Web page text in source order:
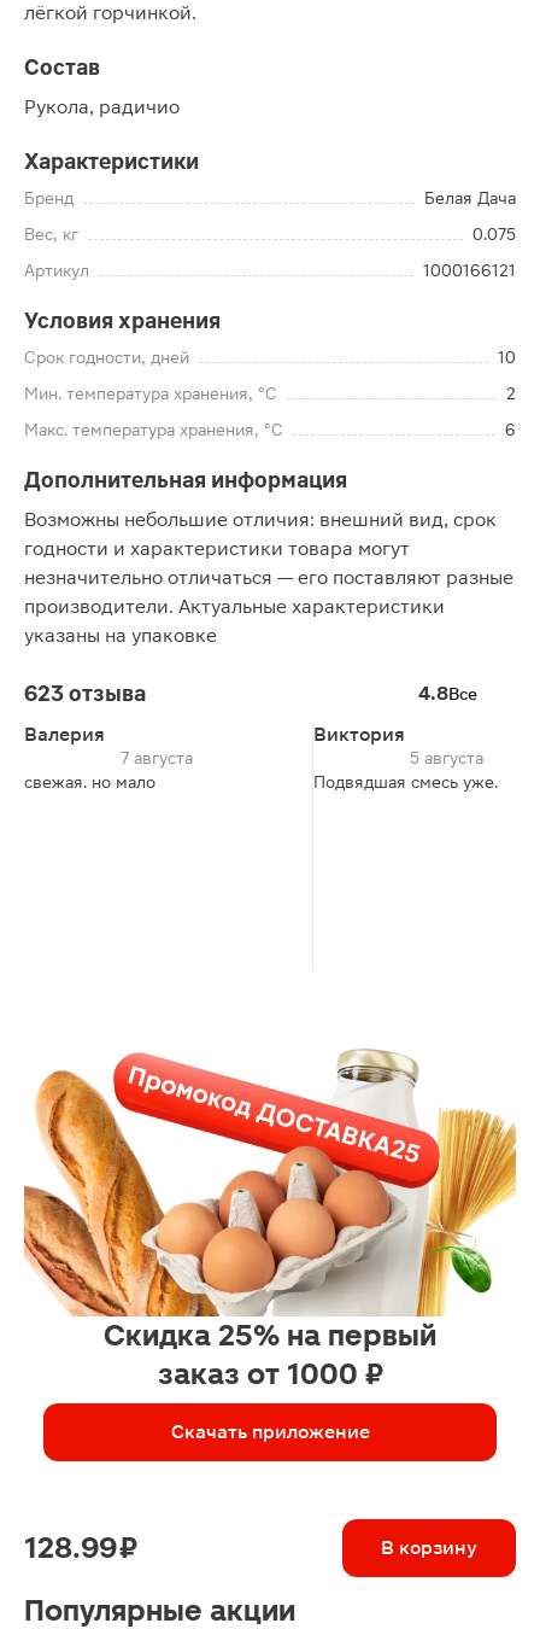
лёгкой горчинкой.
Состав
Рукола, радичио
Характеристики
Бренд
Белая Дача
Вес, кг
0.075
Артикул
1000166121
Условия хранения
Срок годности, дней
10
Мин. температура хранения, °C
2
Макс. температура хранения, °C
6
Дополнительная информация
Возможны небольшие отличия: внешний вид, срок
годности и характеристики товара могут
незначительно отличаться — его поставляют разные
производители. Актуальные характеристики
указаны на упаковке
623 отзыва 4.8Все
Валерия
7 августа
свежая. но мало
Виктория
5 августа
Подвядшая смесь уже.
Скидка 25% на первый
заказ от 1000 ₽
Скачать приложение
128.99 ₽ В корзину
Популярные акции